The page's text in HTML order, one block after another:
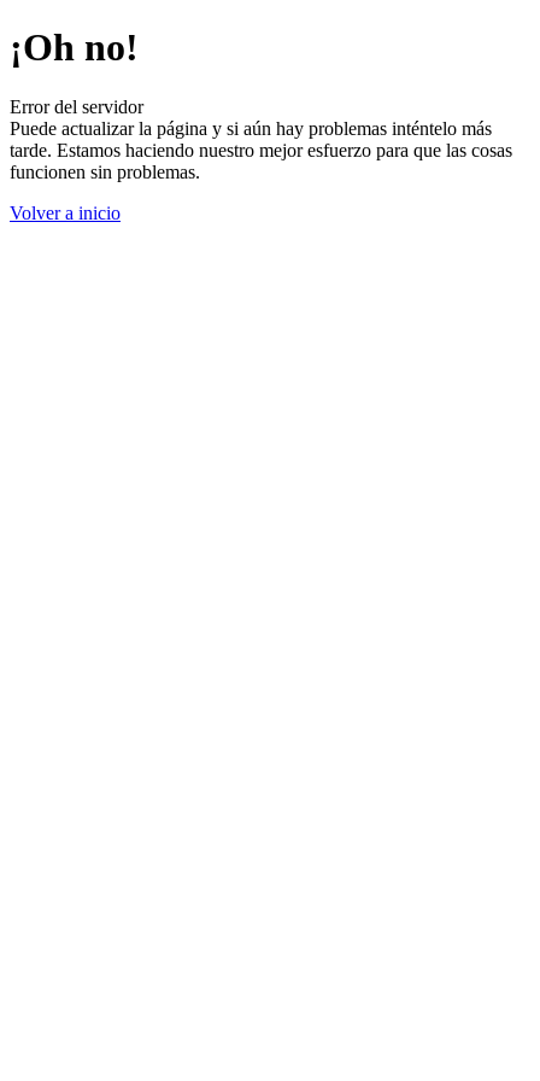
¡Oh no!
Error del servidor
Puede actualizar la página y si aún hay problemas inténtelo más
tarde. Estamos haciendo nuestro mejor esfuerzo para que las cosas
funcionen sin problemas.
Volver a inicio